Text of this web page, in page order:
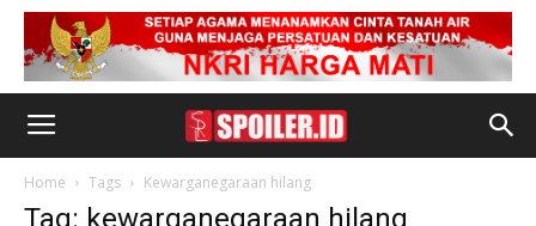
Home Tags Kewarganegaraan hilang
Tag: kewarganegaraan hilang